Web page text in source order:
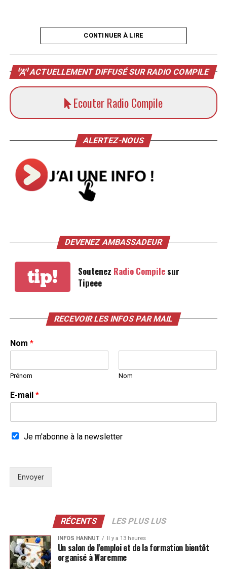
CONTINUER À LIRE
ACTUELLEMENT DIFFUSÉ SUR RADIO COMPILE
Ecouter Radio Compile
ALERTEZ-NOUS
DEVENEZ AMBASSADEUR
tip! Soutenez Radio Compilesur
Tipeee
RECEVOIR LES INFOS PAR MAIL
Nom *
Prénom Nom
E-mail *
Je m'abonne à la newsletter
Envoyer
RÉCENTS LES PLUS LUS
INFOS HANNUT Il y a 13 heures
Un salon de l’emploi et de la formation bientôt
organisé à Waremme